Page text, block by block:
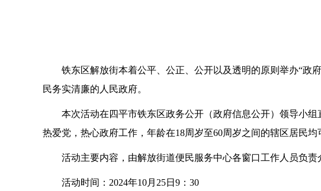
铁东区解放街本着公平、公正、公开以及透明的原则举办“政府
民务实清廉的人民政府。
本次活动在四平市铁东区政务公开（政府信息公开）领导小组
热爱党，热心政府工作，年龄在18周岁至60周岁之间的辖区居民
活动主要内容，由解放街道便民服务中心各窗口工作人员负责
活动时间：2024年10月25日9：30